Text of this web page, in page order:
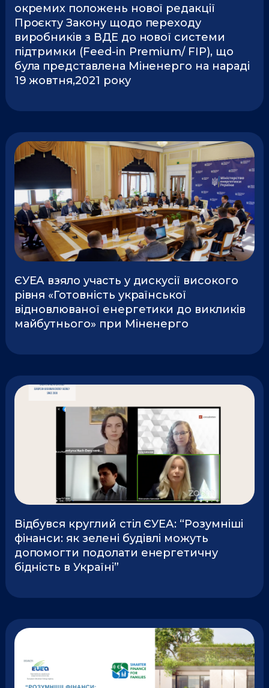
окремих положень нової редакції
Проєкту Закону щодо переходу
виробників з ВДЕ до нової системи
підтримки (Feed-in Premium/ FIP), що
була представлена Міненерго на нараді
19 жовтня,2021 року
ЄУЕА взяло участь у дискусії високого
рівня «Готовність української
відновлюваної енергетики до викликів
майбутнього» при Міненерго
Відбувся круглий стіл ЄУЕА: “Розумніші
фінанси: як зелені будівлі можуть
допомогти подолати енергетичну
бідність в Україні”